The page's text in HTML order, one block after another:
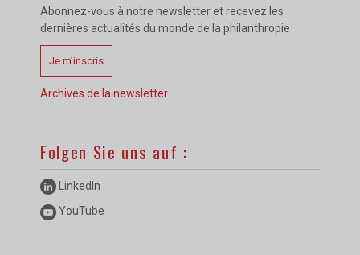
Abonnez-vous à notre newsletter et recevez les
dernières actualités du monde de la philanthropie
Je m’inscris
Archives de la newsletter
Folgen Sie uns auf :
LinkedIn
YouTube